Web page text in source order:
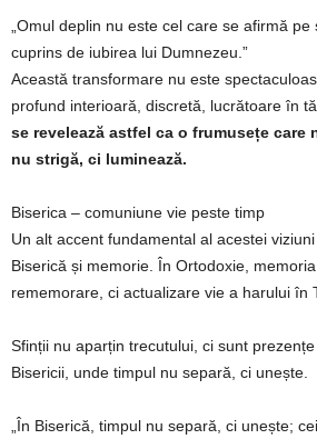
„Omul deplin nu este cel care se afirmă
cuprins de iubirea lui Dumnezeu.”
Această transformare nu este
profund interioară, discretă, lucrătoare în
se revelează astfel ca o frumusețe care
nu strigă, ci luminează.
Biserica – comuniune vie peste timp
Un alt accent fundamental al acestei
Biserică și memorie. În Ortodoxie,
rememorare, ci actualizare vie a harului în
Sfinții nu aparțin trecutului, ci sunt
Bisericii, unde timpul nu separă, ci unește.
„În Biserică, timpul nu separă, ci unește;